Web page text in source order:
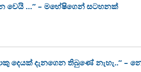
වෙයි …” – මහේෂිගෙන් සටහනක්
දෙයක් දැනගෙන තිබුණේ නැහැ..” –